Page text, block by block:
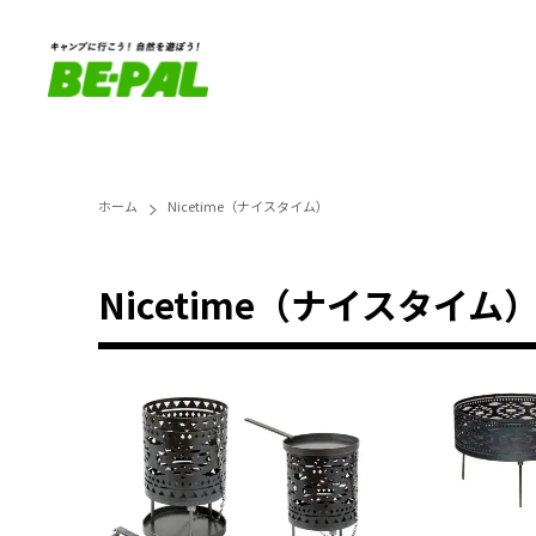
ホーム Nicetime（ナイスタイム）
Nicetime（ナイスタイム